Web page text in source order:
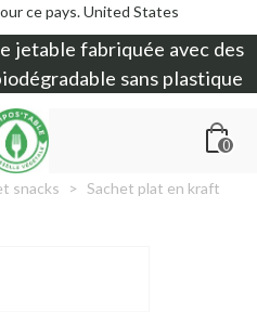
ce pays.United States
jetable fabriquée avec des
sans plastique
0
snacks > Sachet plat en kraft